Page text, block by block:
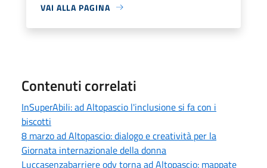
VAI ALLA PAGINA
Contenuti correlati
InSuperAbili: ad Altopascio l'inclusione si fa con i
biscotti
8 marzo ad Altopascio: dialogo e creatività per la
Giornata internazionale della donna
Luccasenzabarriere odv torna ad Altopascio: mappate